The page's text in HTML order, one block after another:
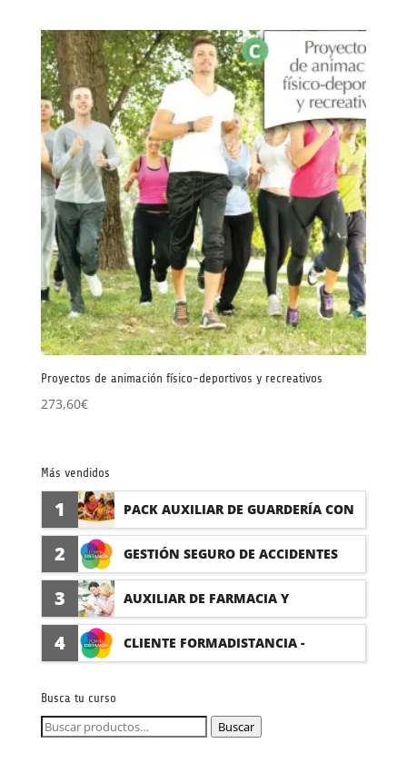
Proyectos de animación físico-deportivos y recreativos
273,60€
Más vendidos
1 PACK AUXILIAR DE GUARDERÍA CON
PRÁCTICAS
2 GESTIÓN SEGURO DE ACCIDENTES
(PRÁCTICAS FORMATIVAS)
3 AUXILIAR DE FARMACIA Y
PARAFARMACIA CON PRÁCTICAS
4 CLIENTE FORMADISTANCIA -
Busca tu curso
Buscar
Buscar